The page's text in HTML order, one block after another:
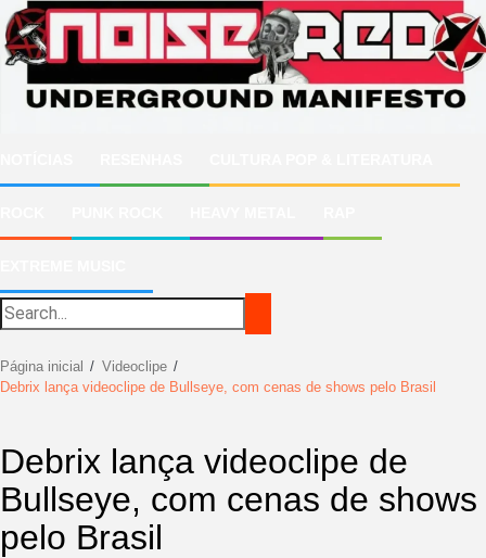
para
o
conteúdo
Página inicial
Videoclipe
Debrix lança videoclipe de Bullseye, com cenas de shows pelo Brasil
Debrix lança videoclipe de
Bullseye, com cenas de shows
pelo Brasil